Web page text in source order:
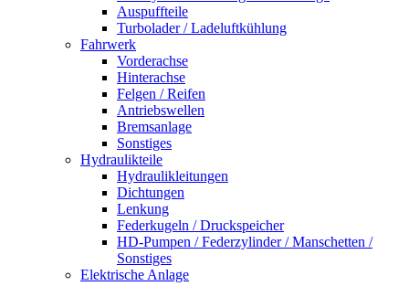
Auspuffteile
Turbolader / Ladeluftkühlung
Fahrwerk
Vorderachse
Hinterachse
Felgen / Reifen
Antriebswellen
Bremsanlage
Sonstiges
Hydraulikteile
Hydraulikleitungen
Dichtungen
Lenkung
Federkugeln / Druckspeicher
HD-Pumpen / Federzylinder / Manschetten /
Sonstiges
Elektrische Anlage